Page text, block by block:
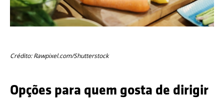
Crédito: Rawpixel.com/Shutterstock
Opções para quem gosta de dirigir